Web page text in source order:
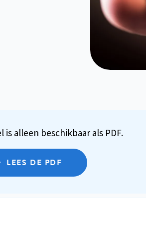
is alleen beschikbaar als PDF.
LEES DE PDF